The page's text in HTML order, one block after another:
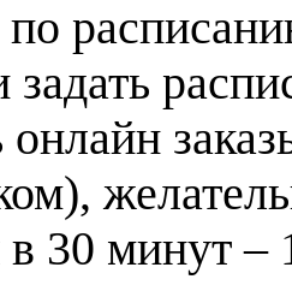
30 минут –